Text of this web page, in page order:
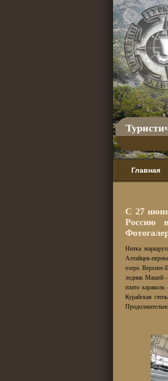
Главная
C 27
Россию
Нитка
Алтайцев-
озеро
ледник Машей
плато
Курайская